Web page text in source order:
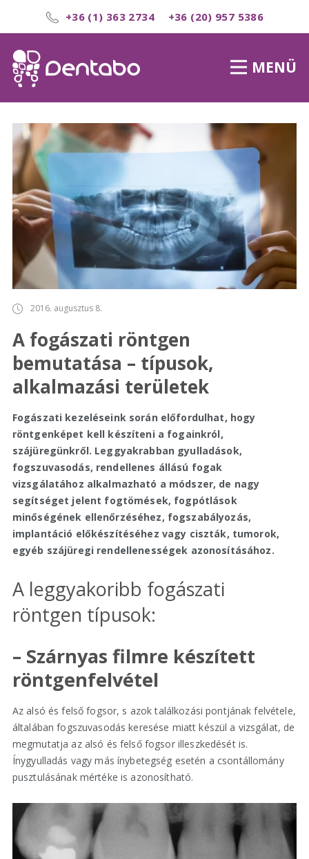
+36 (1) 363 2734 +36 (20) 957 5386
MENÜ
2016. augusztus 8.
A fogászati röntgen
bemutatása – típusok,
alkalmazási területek
Fogászati kezeléseink során előfordulhat, hogy
röntgenképet kell készíteni a fogainkról,
szájüregünkről. Leggyakrabban gyulladások,
fogszuvasodás, rendellenes állású fogak
vizsgálatához alkalmazható a módszer, de nagy
segítséget jelent fogtömések, fogpótlások
minőségének ellenőrzéséhez, fogszabályozás,
implantáció előkészítéséhez vagy ciszták, tumorok,
egyéb szájüregi rendellenességek azonosításához.
A leggyakoribb fogászati
röntgen típusok:
– Szárnyas filmre készített
röntgenfelvétel
Az alsó és felső fogsor, s azok találkozási pontjának felvétele,
általában fogszuvasodás keresése miatt készül a vizsgálat, de
megmutatja az alsó és felső fogsor illeszkedését is.
Ínygyulladás vagy más ínybetegség esetén a csontállomány
pusztulásának mértéke is azonosítható.